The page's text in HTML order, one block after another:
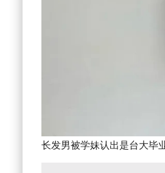
长发男被学妹认出是台大毕